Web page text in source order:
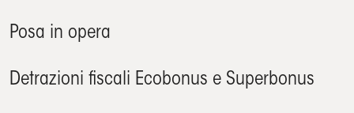
Posa in opera
Detrazioni fiscali Ecobonus e Superbonus